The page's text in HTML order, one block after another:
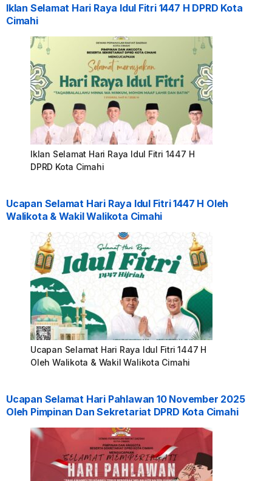
Iklan Selamat Hari Raya Idul Fitri 1447 H DPRD Kota
Cimahi
Iklan Selamat Hari Raya Idul Fitri 1447 H
DPRD Kota Cimahi
Ucapan Selamat Hari Raya Idul Fitri 1447 H Oleh
Walikota & Wakil Walikota Cimahi
Ucapan Selamat Hari Raya Idul Fitri 1447 H
Oleh Walikota & Wakil Walikota Cimahi
Ucapan Selamat Hari Pahlawan 10 November 2025
Oleh Pimpinan Dan Sekretariat DPRD Kota Cimahi